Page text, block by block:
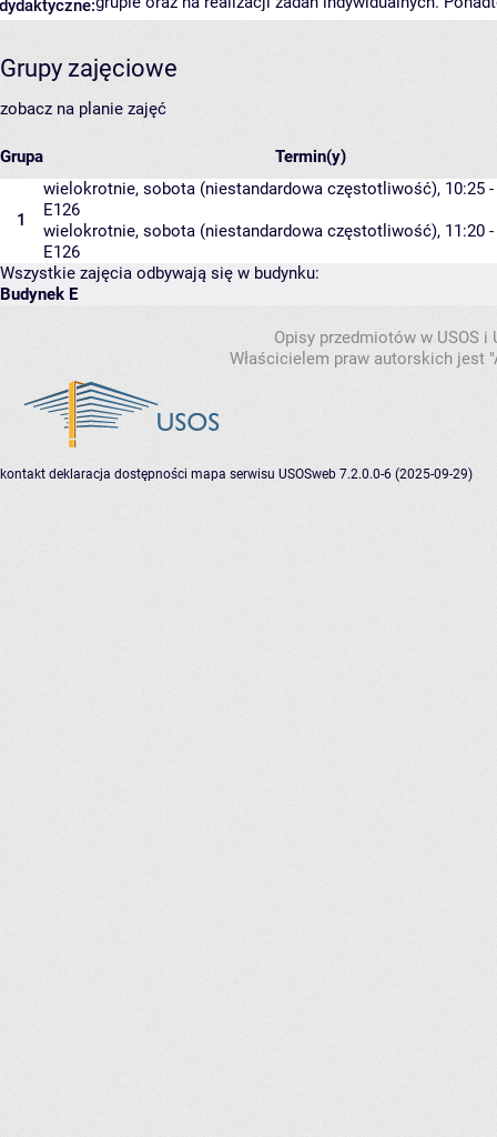
dydaktyczne:
Grupy zajęciowe
zobacz na planie zajęć
Grupa Termin(y)
1
wielokrotnie, sobota (niestandardowa częstotliwość), 10:25
E126
wielokrotnie, sobota (niestandardowa częstotliwość), 11:20
E126
Wszystkie zajęcia odbywają się w budynku:
Budynek E
Opisy przedmiotów w USOS
Właścicielem praw autorskich jest
kontakt deklaracja dostępności mapa serwisu USOSweb 7.2.0.0-6 (2025-09-29)